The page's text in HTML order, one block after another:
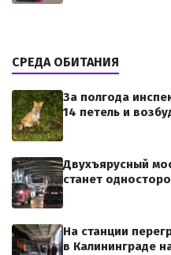
СРЕДА ОБИТАНИЯ
За полгода
14 петель и
Двухъярусный
станет
На станции
в Калининграде